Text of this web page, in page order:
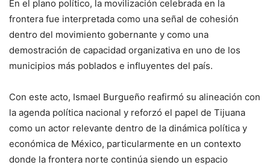
En el plano político, la movilización celebrada en la
frontera fue interpretada como una señal de cohesión
dentro del movimiento gobernante y como una
demostración de capacidad organizativa en uno de los
municipios más poblados e influyentes del país.
Con este acto, Ismael Burgueño reafirmó su alineación con
la agenda política nacional y reforzó el papel de Tijuana
como un actor relevante dentro de la dinámica política y
económica de México, particularmente en un contexto
donde la frontera norte continúa siendo un espacio